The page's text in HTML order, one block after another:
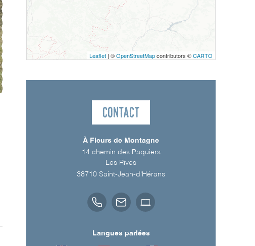
Leaflet | ©OpenStreetMapcontributors ©CARTO
Contact
À Fleurs de Montagne
14 chemin des Paquiers
Les Rives
38710 Saint-Jean-d'Hérans
Langues parlées